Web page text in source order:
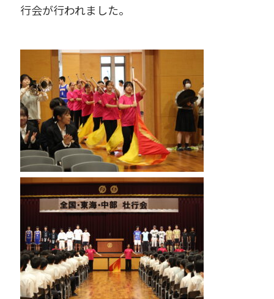
行会が行われました。